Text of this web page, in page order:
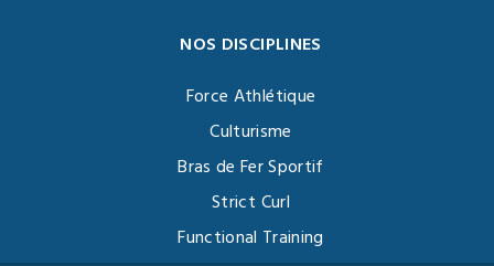
NOS DISCIPLINES
Force Athlétique
Culturisme
Bras de Fer Sportif
Strict Curl
Functional Training